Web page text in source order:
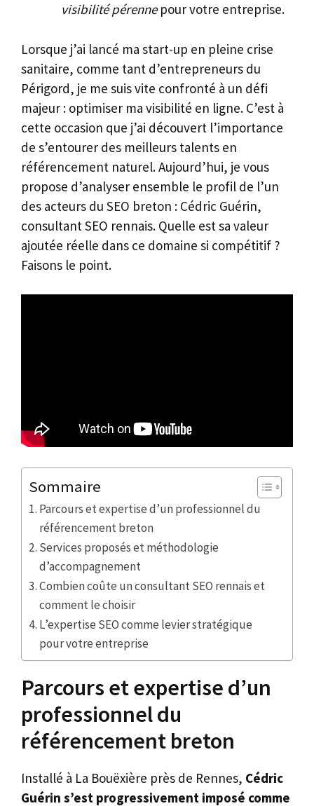
visibilité pérennepour votre entreprise.
Lorsque j’ai lancé ma start-up en pleine crise
sanitaire, comme tant d’entrepreneurs du
Périgord, je me suis vite confronté à un défi
majeur : optimiser ma visibilité en ligne. C’est à
cette occasion que j’ai découvert l’importance
de s’entourer des meilleurs talents en
référencement naturel. Aujourd’hui, je vous
propose d’analyser ensemble le profil de l’un
des acteurs du SEO breton : Cédric Guérin,
consultant SEO rennais. Quelle est sa valeur
ajoutée réelle dans ce domaine si compétitif ?
Faisons le point.
Sommaire
Parcours et expertise d’un professionnel du
référencement breton
Services proposés et méthodologie
d’accompagnement
Combien coûte un consultant SEO rennais et
comment le choisir
L’expertise SEO comme levier stratégique
pour votre entreprise
Parcours et expertise d’un
professionnel du
référencement breton
Installé à La Bouëxière près de Rennes, Cédric
Guérin s’est progressivement imposé comme